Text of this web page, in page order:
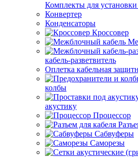
Комплекты для установки
Конвертер
Конденсаторы
Кроссовер
кабель-разветвитель
Оплетка кабельная
колбы
акустику
Процессор
Сабвуферы
Саморезы